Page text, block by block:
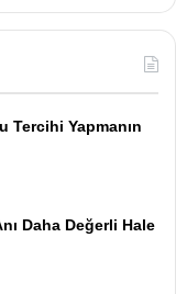
Tercihi Yapmanın
Daha Değerli Hale